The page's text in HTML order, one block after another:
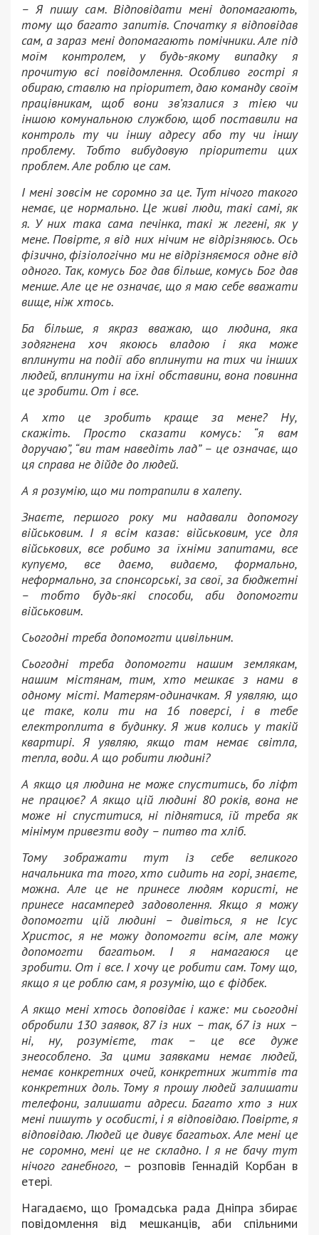
– Я пишу сам. Відповідати мені допомагають,
тому що багато запитів. Спочатку я відповідав
сам, а зараз мені допомагають помічники. Але під
моїм контролем, у будь-якому випадку я
прочитую всі повідомлення. Особливо гострі я
обираю, ставлю на пріоритет, даю команду своїм
працівникам, щоб вони зв’язалися з тією чи
іншою комунальною службою, щоб поставили на
контроль ту чи іншу адресу або ту чи іншу
проблему.
Тобто вибудовую пріоритети цих
проблем. Але роблю це сам.
І мені зовсім не соромно за це. Тут нічого такого
немає, це нормально. Це живі люди, такі самі, як
я. У них така сама печінка, такі ж легені, як у
мене. Повірте, я від них нічим не відрізняюсь. Ось
фізично, фізіологічно ми не відрізняємося одне від
одного. Так, комусь Бог дав більше, комусь Бог дав
менше. Але це не означає, що я маю себе вважати
вище, ніж хтось.
Ба більше, я якраз вважаю, що людина, яка
зодягнена хоч якоюсь владою і яка може
вплинути на події або вплинути на тих чи інших
людей, вплинути на їхні обставини, вона повинна
це зробити. От і все.
А хто це зробить краще за мене?
Ну,
скажіть.
Просто сказати комусь: “я вам
доручаю”, “ви там наведіть лад” – це означає, що
ця справа не дійде до людей.
А я розумію, що ми потрапили в халепу.
Знаєте, першого року ми надавали допомогу
військовим. І я всім казав: військовим, усе для
військових, все робимо за їхніми запитами, все
купуємо, все даємо, видаємо, формально,
неформально, за спонсорські, за свої, за бюджетні
– тобто будь-які способи, аби допомогти
військовим.
Сьогодні треба допомогти цивільним.
Сьогодні треба допомогти нашим землякам,
нашим містянам, тим, хто мешкає з нами в
одному місті. Матерям-одиначкам. Я уявляю, що
це таке, коли ти на 16 поверсі, і в тебе
електроплита в будинку. Я жив колись у такій
квартирі. Я уявляю, якщо там немає світла,
тепла, води. А що робити людині?
А якщо ця людина не може спуститись, бо ліфт
не працює? А якщо цій людині 80 років, вона не
може ні спуститися, ні піднятися, їй треба як
мінімум привезти воду – питво та хліб.
Тому зображати тут із себе великого
начальника та того, хто сидить на горі, знаєте,
можна. Але це не принесе людям користі, не
принесе насамперед задоволення. Якщо я можу
допомогти цій людині – дивіться, я не Ісус
Христос, я не можу допомогти всім, але можу
допомогти багатьом.
І я намагаюся це
зробити. От і все. І хочу це робити сам. Тому що,
якщо я це роблю сам, я розумію, що є фідбек.
А якщо мені хтось доповідає і каже: ми сьогодні
обробили 130 заявок, 87 із них – так, 67 із них –
ні, ну, розумієте, так – це все дуже
знеособлено.
За цими заявками немає людей,
немає конкретних очей, конкретних життів та
конкретних доль. Тому я прошу людей залишати
телефони, залишати адреси. Багато хто з них
мені пишуть у особисті, і я відповідаю. Повірте, я
відповідаю. Людей це дивує багатьох. Але мені це
не соромно, мені це не складно. І я не бачу тут
нічого ганебного, – розповів Геннадій Корбан в
етері.
Нагадаємо, що Громадська рада Дніпра збирає
повідомлення від мешканців, аби спільними